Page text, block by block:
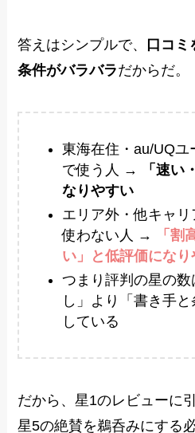
答えはシンプルで、
口コ
条件がバラバラだからだ。
東海在住・au/UQユ
で使う人 →
「速い
なりやすい
エリア外・他キャリ
使わない人 →
「割
い」と低評価になり
つまり評判の星の
し」より「書き手
している
だから、星1のレビューに
星5の絶賛を鵜呑みにする